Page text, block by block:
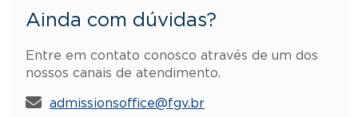
Ainda com dúvidas?
Entre em contato conosco através de um dos
nossos canais de atendimento.
admissionsoffice@fgv.br